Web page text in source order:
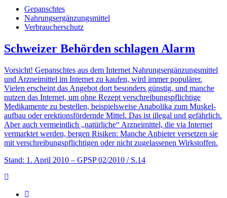
Gepanschtes
Nahrungsergänzungsmittel
Verbraucherschutz
Schweizer Behörden schlagen Alarm
Vorsicht! Gepanschtes aus dem Internet Nahrungsergänzungsmittel
und Arzneimittel im Internet zu kaufen, wird immer populärer.
Vielen erscheint das Angebot dort besonders günstig, und manche
nutzen das Internet, um ohne Rezept verschreibungs­­pflichtige
Medikamente zu bestellen, beispielsweise Anabolika zum Muskel­­
aufbau oder erektionsfördernde Mittel. Das ist illegal und gefährlich.
Aber auch vermeintlich „natürliche“ Arzneimittel, die via Internet
vermarktet werden, bergen Risiken: Manche Anbieter versetzen sie
mit verschreibungspflichtigen oder nicht zugelassenen Wirkstoffen.
Stand: 1. April 2010 – GPSP 02/2010 / S.14